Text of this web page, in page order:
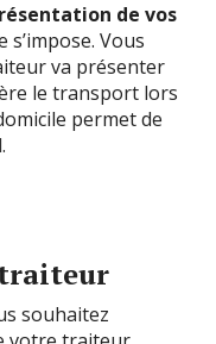
de vos
Vous
va présenter
le transport lors
permet de
souhaitez